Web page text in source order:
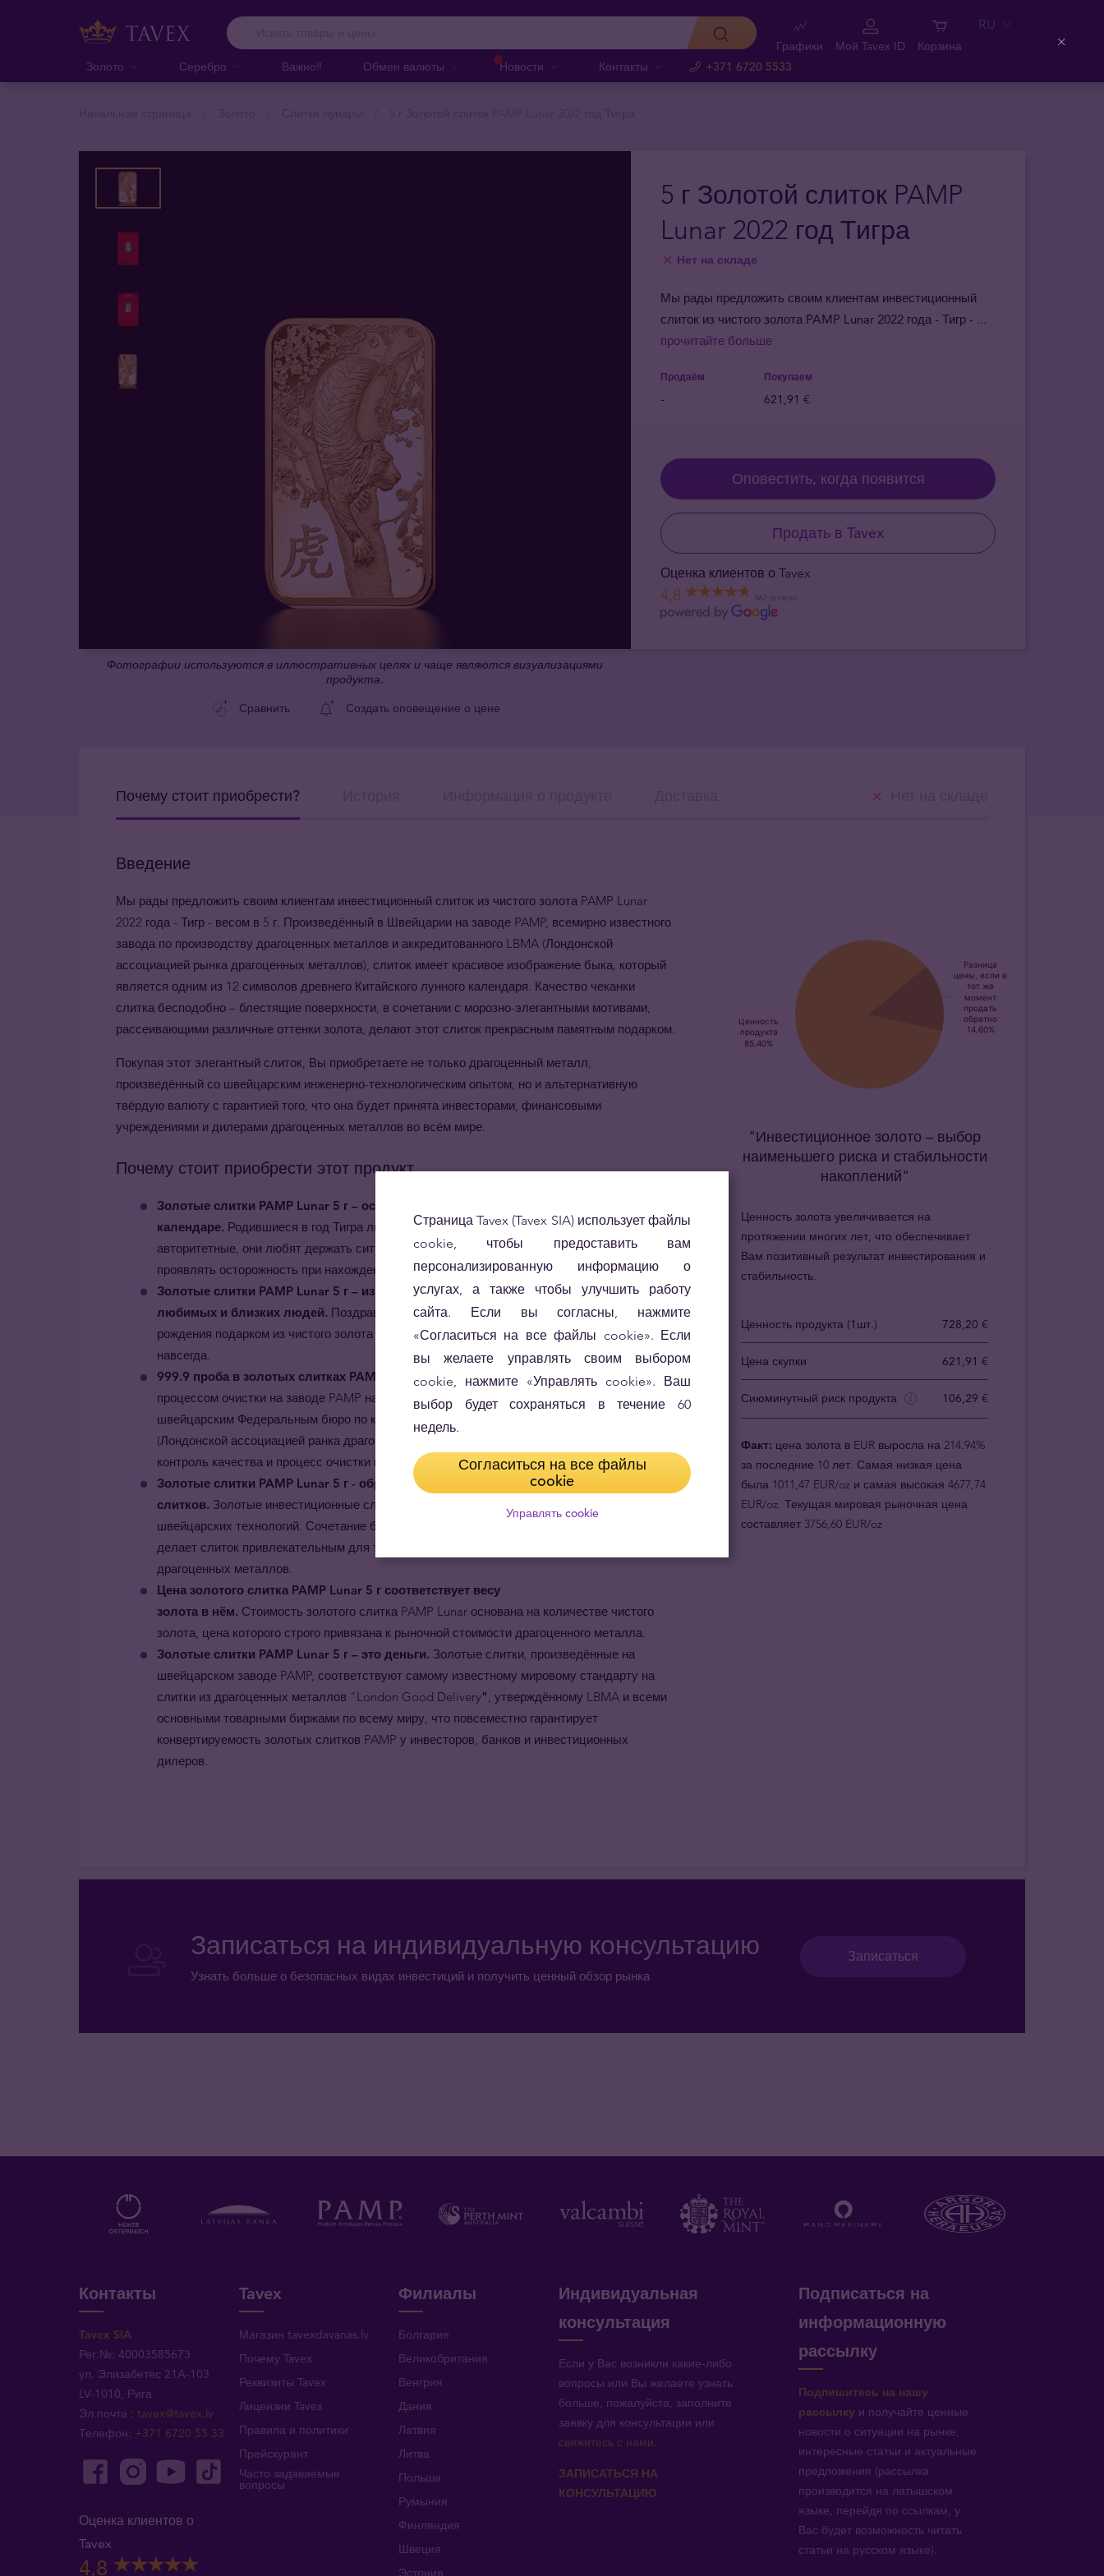
Золото Серебро Важно‼️ Обмен валюты Новости Контакты +371 6720 5533
Графики Мой Tavex ID Корзина
RU
5 г Золотой слиток PAMP
Lunar 2022 год Тигра
Нет на складе
Мы рады предложить своим клиентам инвестиционный
слиток из чистого золота PAMP Lunar 2022 года - Тигр - ...
прочитайте больше
Продаём Покупаем
- 621,91 €
Оповестить, когда появится
Продать в Tavex
Оценка клиентов о Tavex
4,8 667 reviews
Фотографии используются в иллюстративных целях и чаще являются визуализациями
продукта.
Сравнить
Создать оповещение о цене
Почему стоит приобрести?
Введение
Мы рады предложить своим клиентам инвестиционный слиток из чистого золота PAMP Lunar
2022 года - Тигр - весом в 5 г. Произведённый в Швейцарии на заводе PAMP, всемирно известного
завода по производству драгоценных металлов и аккредитованного LBMA (Лондонской
ассоциацией рынка драгоценных металлов), слиток имеет красивое изображение быка, который
является одним из 12 символов древнего Китайского лунного календаря. Качество чеканки
слитка бесподобно – блестящие поверхности, в сочетании с морозно-элегантными мотивами,
рассеивающими различные оттенки золота, делают этот слиток прекрасным памятным подарком.
Покупая этот элегантный слиток, Вы приобретаете не только драгоценный металл,
произведённый со швейцарским инженерно-технологическим опытом, но и альтернативную
твёрдую валюту с гарантией того, что она будет принята инвесторами, финансовыми
учреждениями и дилерами драгоценных металлов во всём мире.
Почему стоит приобрести этот продукт
Золотые слитки PAMP Lunar 5 г – основаны на традиционном китайском
календаре. Родившиеся в год Тигра люди, обычно, прирождённые лидеры. Амбициозные,
авторитетные, они любят держать ситуацию под контролем, поэтому рекомендуется
проявлять осторожность при нахождении рядом с тигром.
Золотые слитки PAMP Lunar 5 г – изысканные и несравненные подарки для
любимых и близких людей. Поздравьте людей, которых Вы любите и цените в год их
рождения подарком из чистого золота пробы 999.9, подарком, который останется с ними
навсегда.
999.9 проба в золотых слитках PAMP Lunar 5 г гарантирована.За производством и
процессом очистки на заводе PAMP наблюдают контроллёры, аккредитованные
швейцарским Федеральным бюро по контролю за драгоценными металлами и LBMA
(Лондонской ассоциацией ранка драгоценных металлов), что гарантирует строгий
контроль качества и процесс очистки металла в золотых слитках PAMP.
Золотые слитки PAMP Lunar 5 г - образец безупречного мастерства в чеканке
слитков. Золотые инвестиционные слитки произведены с использованием новейших
швейцарских технологий. Сочетание блестящих поверхностей с изображением крысы,
делает слиток привлекательным для тех, кто восхищается мастерством изготовления
драгоценных металлов.
Цена золотого слитка PAMP Lunar 5 г соответствует весу
золота в нём. Стоимость золотого слитка PAMP Lunar основана на количестве чистого
золота, цена которого строго привязана к рыночной стоимости драгоценного металла.
Золотые слитки PAMP Lunar 5 г – это деньги. Золотые слитки, произведённые на
швейцарском заводе PAMP, соответствуют самому известному мировому стандарту на
слитки из драгоценных металлов "London Good Delivery", утверждённому LBMA и всеми
основными товарными биржами по всему миру, что повсеместно гарантирует
конвертируемость золотых слитков PAMP у инвесторов, банков и инвестиционных
дилеров.
"Инвестиционное золото – выбор
наименьшего риска и стабильности
накоплений"
Ценность золота увеличивается на
протяжении многих лет, что обеспечивает
Вам позитивный результат инвестирования и
стабильность.
Ценность продукта (1шт.) 728,20 €
Цена скупки 621,91 €
Сиюминутный риск продукта 106,29 €
Факт: цена золота в EUR выросла на 214.94%
за последние 10 лет. Самая низкая цена
была 1011,47 EUR/oz и самая высокая 4677,74
EUR/oz. Текущая мировая рыночная цена
составляет 3756,60 EUR/oz
Записаться на индивидуальную консультацию
Узнать больше о безопасных видах инвестиций и получить ценный обзор рынка
Записаться
Контакты
Tavex SIA
Рег.№: 40003585673
ул. Элизабетес 21A-103
LV-1010, Рига
Эл.почта :tavex@tavex.lv
Телефон: +371 6720 55 33
Оценка клиентов о
Tavex
4,8
Tavex
Магазин tavexdavanas.lv
Почему Tavex
Реквизиты Tavex
Лицензии Tavex
Правила и политики
Прейскурант
Часто задаваемые
вопросы
Филиалы
Болгария
Великобритания
Венгрия
Дания
Латвия
Литва
Польша
Румыния
Финляндия
Швеция
Эстония
Индивидуальная
консультация
Если у Вас возникли какие-либо
вопросы или Вы желаете узнать
больше, пожалуйста, заполните
заявку для консультации или
свяжитесь с нами.
ЗАПИСАТЬСЯ НА
КОНСУЛЬТАЦИЮ
Подписаться на
информационную
рассылку
Подпишитесь на нашу
рассылку и получайте ценные
новости о ситуации на рынке,
интересные статьи и актуальные
предложения (рассылка
производится на латышском
языке, перейдя по ссылкам, у
Вас будет возможность читать
статьи на русском языке).
Страница Tavex (Tavex SIA) использует файлы
cookie, чтобы предоставить вам
персонализированную информацию о
услугах, а также чтобы улучшить работу
сайта. Если вы согласны, нажмите
«Согласиться на все файлы cookie». Если
вы желаете управлять своим выбором
cookie, нажмите «Управлять cookie». Ваш
выбор будет сохраняться в течение 60
недель.
Согласиться на все файлы
cookie
Управлять cookie
Close